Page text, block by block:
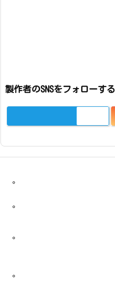
製作者のSNSをフォローする